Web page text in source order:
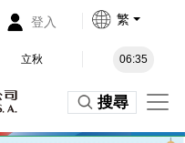
登入 繁
立秋 06:35
搜尋